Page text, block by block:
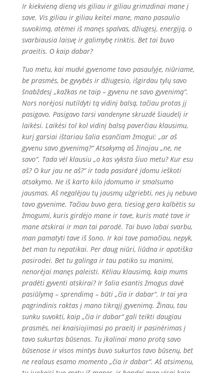
Ir kiekvieną dieną vis giliau ir giliau grimzdinai mane į
save. Vis giliau ir giliau keitei mane, mano pasaulio
suvokimą, atėmei iš manęs spalvas, džiugesį, energiją, o
svarbiausia laisvę ir galimybę rinktis. Bet tai buvo
praeitis. O kaip dabar?
Tuo metu, kai mudvi gyvenome tavo pasaulyje, niūriame,
be prasmės, be gyvybės ir džiugesio, išgirdau tylų savo
šnabždesį „kažkas ne taip – gyvenu ne savo gyvenimą“.
Nors norėjosi nutildyti tą vidinį balsą, tačiau protas jį
pasigavo. Pasigavo tarsi vandenyne skruzdė šiaudelį ir
laikėsi. Laikėsi tol kol vidinį balsą paverčiau klausimu,
kurį garsiai ištariau šalia esančiam žmogui: „ar aš
gyvenu savo gyvenimą?“ Atsakymą aš žinojau „ne, ne
savo“. Tada vėl klausiu „o kas vyksta šiuo metu? Kur esu
aš? O kur jau ne aš?“ ir tada pasidarė įdomu ieškoti
atsakymo. Ne iš karto kilo įdomumo ir smalsumo
jausmas. Aš negalėjau tų jausmų užgriebti, nes jų nebuvo
tavo gyvenime. Tačiau buvo gera, tiesiog gera kalbėtis su
žmogumi, kuris girdėjo mane ir tave, kuris matė tave ir
mane atskirai ir man tai parodė. Tai buvo labai svarbu,
man pamatyti tave iš šono. Ir kai tave pamačiau, nepyk,
bet man tu nepatikai. Per daug niūri, liūdna ir apatiška
pasirodei. Bet tu galinga ir tau patiko su manimi,
nenorėjai manęs paleisti. Kėliau klausimą, kaip mums
pradėti gyventi atskirai? Ir šalia esantis žmogus davė
pasiūlymą – sprendimą – būti „čia ir dabar“. Ir tai yra
pagrindinis raktas į mano tikrąjį gyvenimą. Žinau, tau
sunku suvokti, kaip „čia ir dabar“ gali teikti daugiau
prasmės, nei knaisiojimasi po praeitį ir pasinėrimas į
tavo sukurtas būsenas. Tu įkalinai mano protą savo
būsenose ir visos mintys buvo sukurtos tavo būsenų, bet
ne realaus esamo momento „čia ir dabar“. Aš atsimenu,